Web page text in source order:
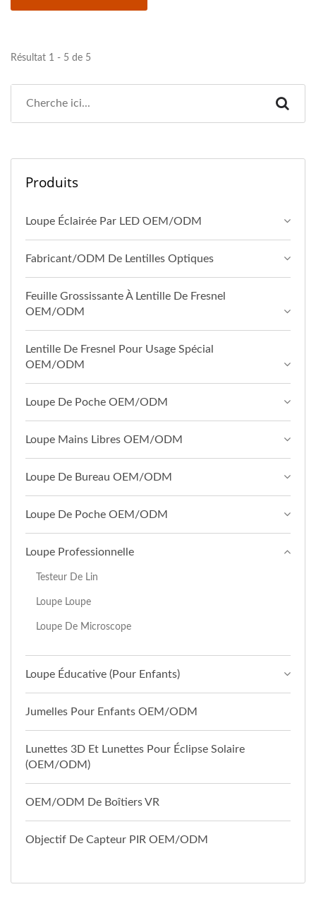
Résultat 1 - 5 de 5
Produits
Loupe Éclairée Par LED OEM/ODM
Fabricant/ODM De Lentilles Optiques
Feuille Grossissante À Lentille De Fresnel
OEM/ODM
Lentille De Fresnel Pour Usage Spécial
OEM/ODM
Loupe De Poche OEM/ODM
Loupe Mains Libres OEM/ODM
Loupe De Bureau OEM/ODM
Loupe De Poche OEM/ODM
Loupe Professionnelle
Testeur De Lin
Loupe Loupe
Loupe De Microscope
Loupe Éducative (pour Enfants)
Jumelles Pour Enfants OEM/ODM
Lunettes 3D Et Lunettes Pour Éclipse Solaire
(OEM/ODM)
OEM/ODM De Boîtiers VR
Objectif De Capteur PIR OEM/ODM